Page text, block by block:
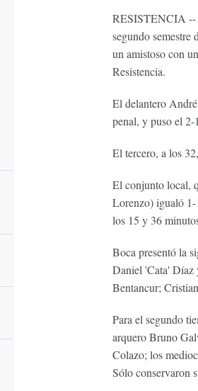
RESISTENCIA --
segundo semestre
un amistoso con
Resistencia.
El delantero
penal, y puso el 2-
El tercero, a los
El conjunto local,
Lorenzo) igualó
los 15 y 36
Boca presentó la
Daniel 'Cata' Díaz
Bentancur;
Para el segundo
arquero Bruno
Colazo; los
Sólo conservaron